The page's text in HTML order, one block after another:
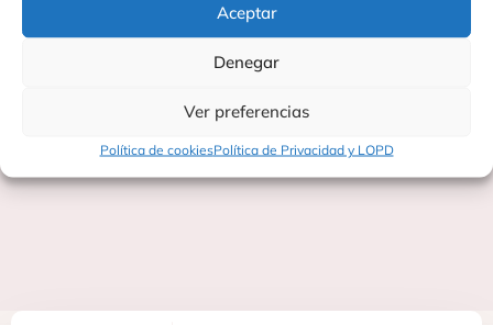
Aceptar
Denegar
Ver preferencias
Política de cookiesPolítica de Privacidad y LOPD
MUÑECOS DE TELA